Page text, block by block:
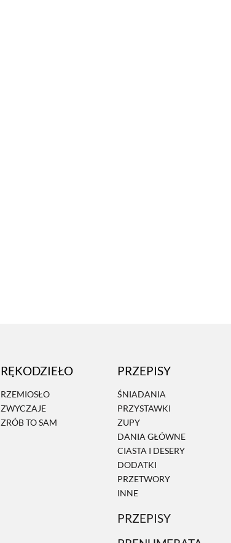
RĘKODZIEŁO
RZEMIOSŁO
ZWYCZAJE
ZRÓB TO SAM
PRZEPISY
ŚNIADANIA
PRZYSTAWKI
ZUPY
DANIA GŁÓWNE
CIASTA I DESERY
DODATKI
PRZETWORY
INNE
PRZEPISY